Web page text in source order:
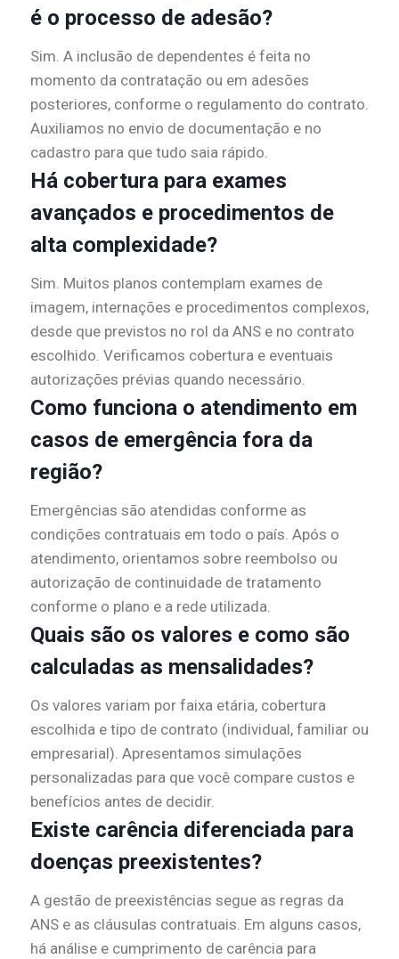
é o processo de adesão?
Sim. A inclusão de dependentes é feita no
momento da contratação ou em adesões
posteriores, conforme o regulamento do contrato.
Auxiliamos no envio de documentação e no
cadastro para que tudo saia rápido.
Há cobertura para exames
avançados e procedimentos de
alta complexidade?
Sim. Muitos planos contemplam exames de
imagem, internações e procedimentos complexos,
desde que previstos no rol da ANS e no contrato
escolhido. Verificamos cobertura e eventuais
autorizações prévias quando necessário.
Como funciona o atendimento em
casos de emergência fora da
região?
Emergências são atendidas conforme as
condições contratuais em todo o país. Após o
atendimento, orientamos sobre reembolso ou
autorização de continuidade de tratamento
conforme o plano e a rede utilizada.
Quais são os valores e como são
calculadas as mensalidades?
Os valores variam por faixa etária, cobertura
escolhida e tipo de contrato (individual, familiar ou
empresarial). Apresentamos simulações
personalizadas para que você compare custos e
benefícios antes de decidir.
Existe carência diferenciada para
doenças preexistentes?
A gestão de preexistências segue as regras da
ANS e as cláusulas contratuais. Em alguns casos,
há análise e cumprimento de carência para